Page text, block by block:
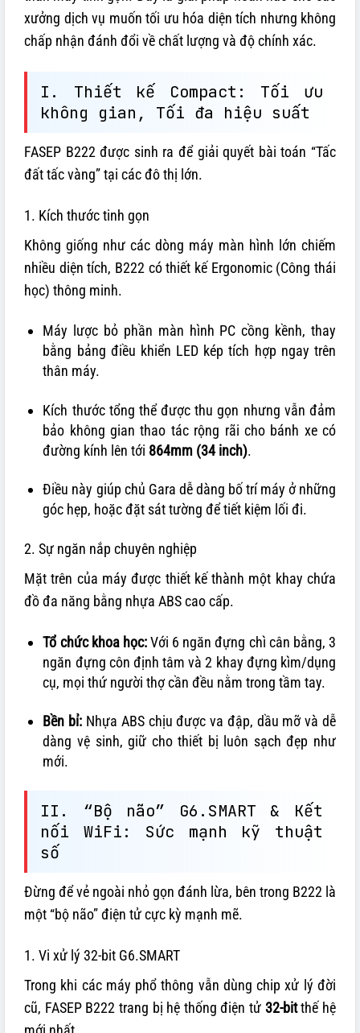
xưởng dịch vụ muốn tối ưu hóa diện tích nhưng không
chấp nhận đánh đổi về chất lượng và độ chính xác.
I. Thiết kế Compact: Tối ưu
không gian, Tối đa hiệu suất
FASEP B222 được sinh ra để giải quyết bài toán “Tấc
đất tấc vàng” tại các đô thị lớn.
1. Kích thước tinh gọn
Không giống như các dòng máy màn hình lớn chiếm
nhiều diện tích, B222 có thiết kế Ergonomic (Công thái
học) thông minh.
Máy lược bỏ phần màn hình PC cồng kềnh, thay
bằng bảng điều khiển LED kép tích hợp ngay trên
thân máy.
Kích thước tổng thể được thu gọn nhưng vẫn đảm
bảo không gian thao tác rộng rãi cho bánh xe có
đường kính lên tới 864mm (34 inch).
Điều này giúp chủ Gara dễ dàng bố trí máy ở những
góc hẹp, hoặc đặt sát tường để tiết kiệm lối đi.
2. Sự ngăn nắp chuyên nghiệp
Mặt trên của máy được thiết kế thành một khay chứa
đồ đa năng bằng nhựa ABS cao cấp.
Tổ chức khoa học:Với 6 ngăn đựng chì cân bằng, 3
ngăn đựng côn định tâm và 2 khay đựng kìm/dụng
cụ, mọi thứ người thợ cần đều nằm trong tầm tay.
Bền bỉ: Nhựa ABS chịu được va đập, dầu mỡ và dễ
dàng vệ sinh, giữ cho thiết bị luôn sạch đẹp như
mới.
II. “Bộ não” G6.SMART & Kết
nối WiFi: Sức mạnh kỹ thuật
số
Đừng để vẻ ngoài nhỏ gọn đánh lừa, bên trong B222 là
một “bộ não” điện tử cực kỳ mạnh mẽ.
1. Vi xử lý 32-bit G6.SMART
Trong khi các máy phổ thông vẫn dùng chip xử lý đời
cũ, FASEP B222 trang bị hệ thống điện tử 32-bitthế hệ